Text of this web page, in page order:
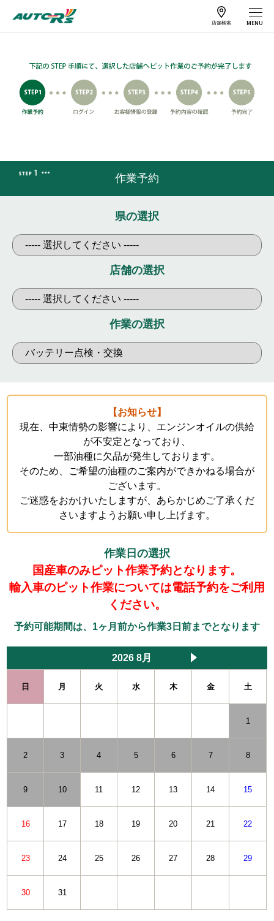
店舗検索
サービス案内
お知らせ
メールマガジンの
ご案内
よくある質問
カーメンテナンス
特集
物件情報募集
企業情報
R’sメンテメンバーズカード会員規約
プライバシーポリシー
特定個人情報取扱基本方針
作業予約
県の選択
店舗の選択
作業の選択
【お知らせ】
現在、中東情勢の影響により、エンジンオイルの供給
が不安定となっており、
一部油種に欠品が発生しております。
そのため、ご希望の油種のご案内ができかねる場合が
ございます。
ご迷惑をおかけいたしますが、あらかじめご了承くだ
さいますようお願い申し上げます。
作業日の選択
国産車のみピット作業予約となります。
輸入車のピット作業については電話予約をご利用
ください。
予約可能期間は、1ヶ月前から作業3日前までとなります
2026 8月
日 月 火 水 木 金 土
1
2 3 4 5 6 7 8
9 10 11 12 13 14 15
16 17 18 19 20 21 22
23 24 25 26 27 28 29
30 31